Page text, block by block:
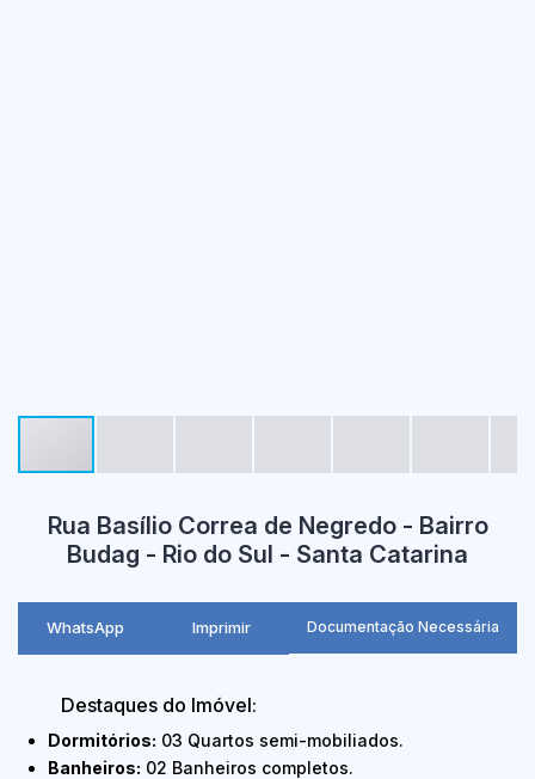
Rua Basílio Correa de Negredo - Bairro
Budag - Rio do Sul - Santa Catarina
WhatsApp Imprimir Documentação Necessária
Destaques do Imóvel:
Dormitórios: 03 Quartos semi-mobiliados.
Banheiros: 02 Banheiros completos.